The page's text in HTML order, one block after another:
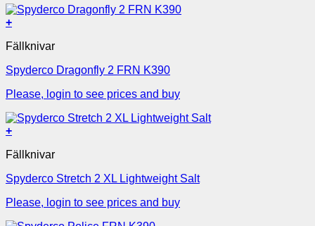
+
Fällknivar
Spyderco Dragonfly 2 FRN K390
Please, login to see prices and buy
+
Fällknivar
Spyderco Stretch 2 XL Lightweight Salt
Please, login to see prices and buy